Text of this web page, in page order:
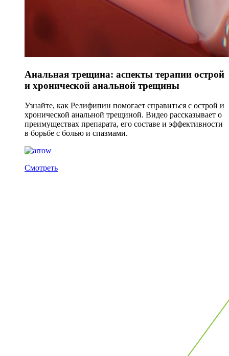
Анальная трещина: аспекты терапии острой
и хронической анальной трещины
Узнайте, как Релифипин помогает справиться с острой и
хронической анальной трещиной. Видео рассказывает о
преимуществах препарата, его составе и эффективности
в борьбе с болью и спазмами.
Смотреть